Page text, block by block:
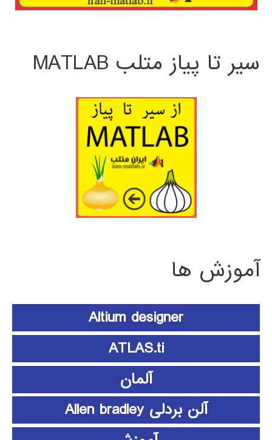
سیر تا پیاز متلب MATLAB
آموزش ها
Altium designer
ATLAS.ti
آلمان
آلن بردلی Allen bradley